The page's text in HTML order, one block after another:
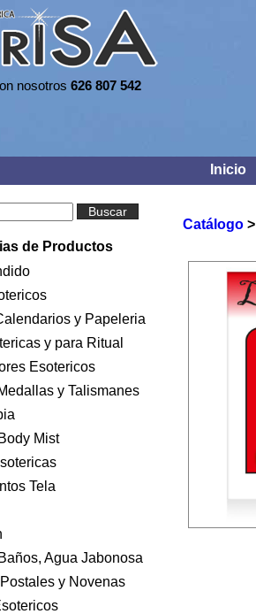
nosotros 626 807 542
Inicio
Buscar
de Productos
y Papeleria
y para Ritual
Esotericos
y Talismanes
Mist
Tela
Agua Jabonosa
y Novenas
Catálogo >